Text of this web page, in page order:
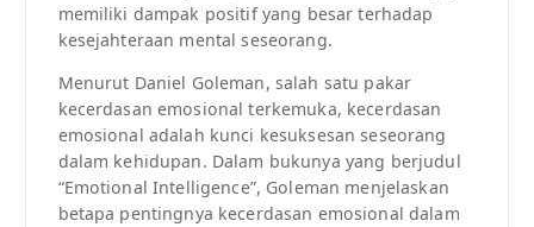
memiliki dampak positif yang besar terhadap
kesejahteraan mental seseorang.
Menurut Daniel Goleman, salah satu pakar
kecerdasan emosional terkemuka, kecerdasan
emosional adalah kunci kesuksesan seseorang
dalam kehidupan. Dalam bukunya yang berjudul
“Emotional Intelligence”, Goleman menjelaskan
betapa pentingnya kecerdasan emosional dalam